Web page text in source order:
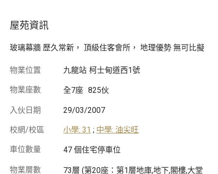
屋苑資訊
玻璃幕牆 歷久常新， 頂級住客會所， 地理優勢 無可比擬
物業位置 九龍站 柯士甸道西1號
物業座數 全7座 825伙
入伙日期 29/03/2007
校網/校區 小學: 31 ; 中學: 油尖旺
車位數量 47 個住宅停車位
物業層數
73層 (第20座：第1層地庫,地下,閣樓,大堂